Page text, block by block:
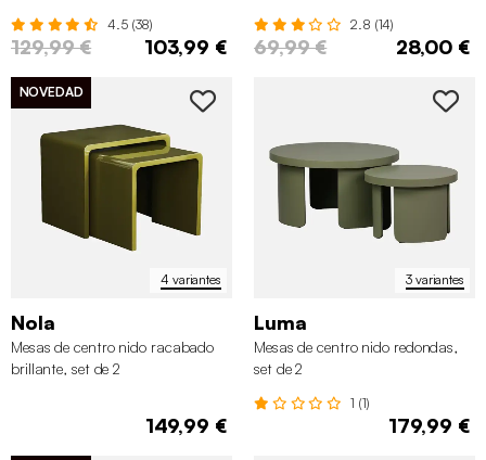
4.5 (38)
129,99 € 103,99 €
2.8 (14)
69,99 € 28,00 €
4 variantes
NOVEDAD
Nola
Mesas de centro nido racabado
brillante, set de 2
149,99 €
3 variantes
Luma
Mesas de centro nido redondas,
set de 2
1 (1)
179,99 €